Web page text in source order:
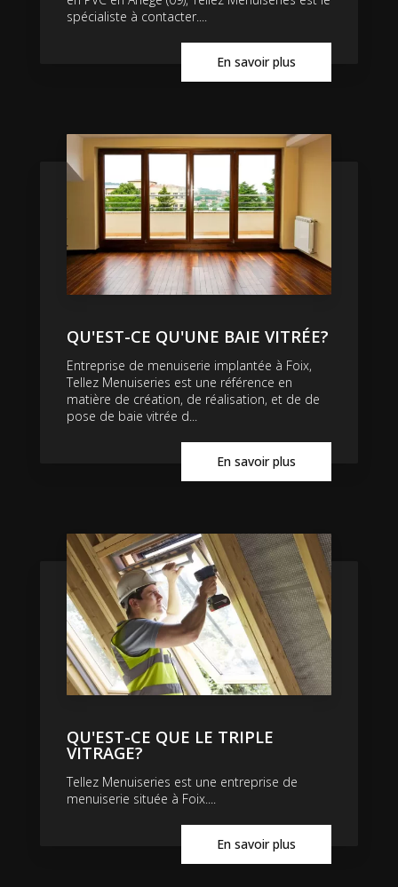
spécialiste à contacter....
En savoir plus
QU'EST-CE QU'UNE BAIE VITRÉE?
Entreprise de menuiserie implantée à Foix,
Tellez Menuiseries est une référence en
matière de création, de réalisation, et de de
pose de baie vitrée d...
En savoir plus
QU'EST-CE QUE LE TRIPLE
VITRAGE?
Tellez Menuiseries est une entreprise de
menuiserie située à Foix....
En savoir plus